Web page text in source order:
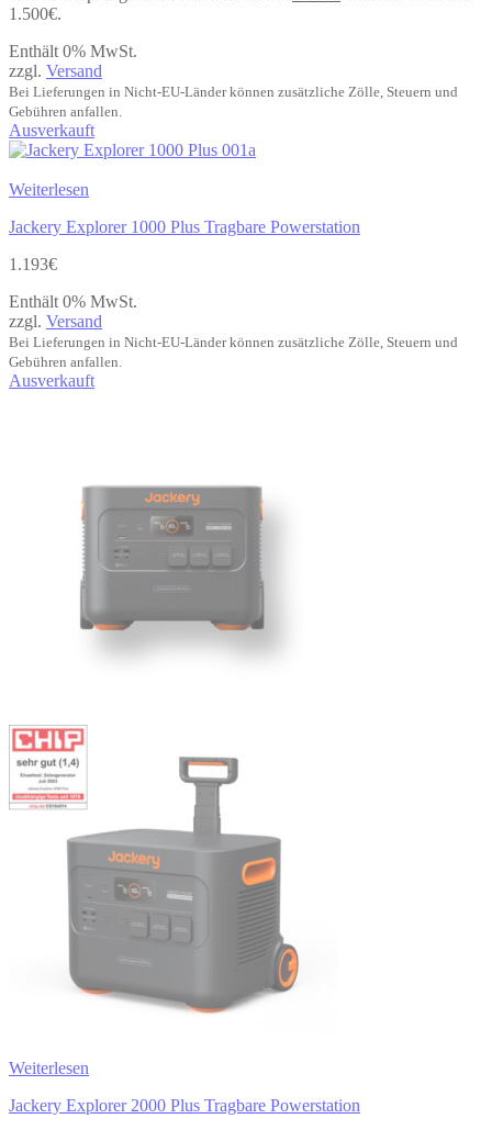
1.500€.
Enthält 0% MwSt.
zzgl. Versand
Bei Lieferungen in Nicht-EU-Länder können zusätzliche Zölle, Steuern und
Gebühren anfallen.
Ausverkauft
Weiterlesen
Jackery Explorer 1000 Plus Tragbare Powerstation
1.193€
Enthält 0% MwSt.
zzgl. Versand
Bei Lieferungen in Nicht-EU-Länder können zusätzliche Zölle, Steuern und
Gebühren anfallen.
Ausverkauft
Weiterlesen
Jackery Explorer 2000 Plus Tragbare Powerstation